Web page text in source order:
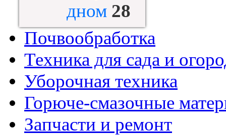
дном 28
Почвообработка
Техника для сада и
Уборочная техника
Горюче-смазочные
Запчасти и ремонт